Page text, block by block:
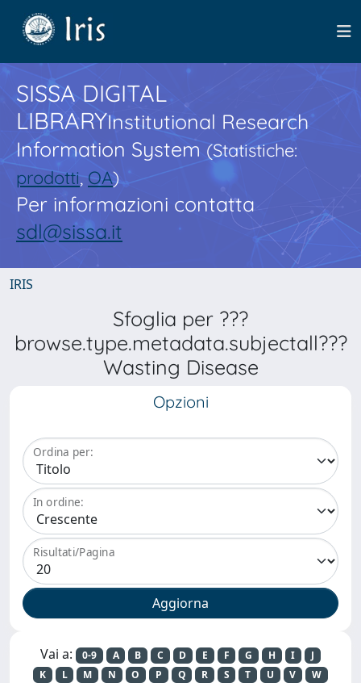
SISSA DIGITAL
LIBRARYInstitutional Research
Information System(Statistiche:
prodotti,OA)
Per informazioni contatta
sdl@sissa.it
IRIS
Sfoglia per ???
browse.type.metadata.subjectall???
Wasting Disease
Opzioni
Ordina per:
In ordine:
Risultati/Pagina
Vai a: 0-9 A B C D E F G H I
J
K
L M N O P Q R S T U V
W